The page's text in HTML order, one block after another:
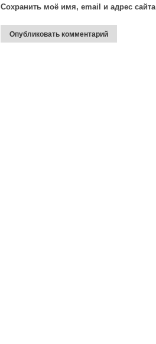
Сохранить моё имя, email и адрес